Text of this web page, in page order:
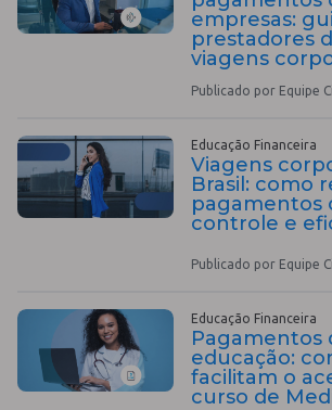
empresas:
prestadores
viagens
Publicado por Equipe
Educação Financeira
Viagens
Brasil: como
pagamentos
controle e
Publicado por Equipe
Educação Financeira
Pagamentos
educação:
facilitam o
curso de